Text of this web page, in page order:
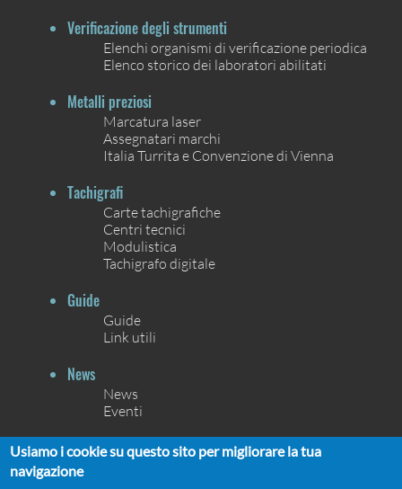
Verificazione degli strumenti
Elenchi organismi di verificazione periodica
Elenco storico dei laboratori abilitati
Metalli preziosi
Marcatura laser
Assegnatari marchi
Italia Turrita e Convenzione di Vienna
Tachigrafi
Carte tachigrafiche
Centri tecnici
Modulistica
Tachigrafo digitale
Guide
Guide
Link utili
News
News
Eventi
Contatti
Usiamo i cookie su questo sito per migliorare la tua
navigazione